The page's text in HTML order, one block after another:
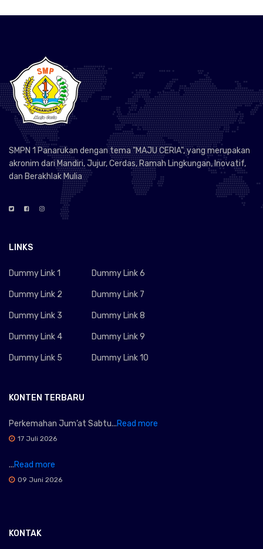
SMPN 1 Panarukan dengan tema "MAJU CERIA", yang merupakan
akronim dari Mandiri, Jujur, Cerdas, Ramah Lingkungan, Inovatif,
dan Berakhlak Mulia
LINKS
Dummy Link 1
Dummy Link 2
Dummy Link 3
Dummy Link 4
Dummy Link 5
Dummy Link 6
Dummy Link 7
Dummy Link 8
Dummy Link 9
Dummy Link 10
KONTEN TERBARU
Perkemahan Jum’at Sabtu...Read more
17 Juli 2026
...Read more
09 Juni 2026
KONTAK